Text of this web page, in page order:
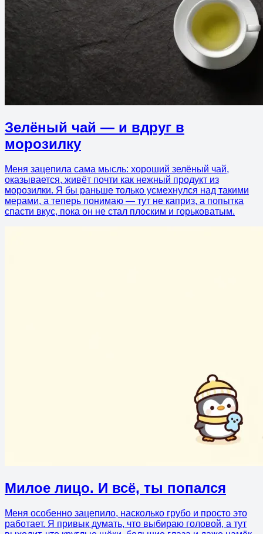
Зелёный чай — и вдруг в
морозилку
Меня зацепила сама мысль: хороший зелёный чай,
оказывается, живёт почти как нежный продукт из
морозилки. Я бы раньше только усмехнулся над такими
мерами, а теперь понимаю — тут не каприз, а попытка
спасти вкус, пока он не стал плоским и горьковатым.
Милое лицо. И всё, ты попался
Меня особенно зацепило, насколько грубо и просто это
работает. Я привык думать, что выбираю головой, а тут